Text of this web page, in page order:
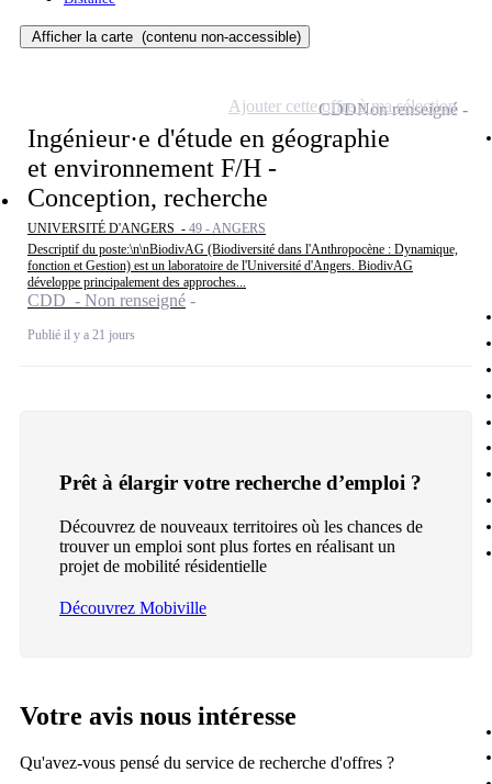
Afficher la carte (contenu non-accessible)
Ingénieur·e d'étude en géographie
et environnement F/H -
Conception, recherche
UNIVERSITÉ D'ANGERS - 49 - ANGERS
Descriptif du poste:\n\nBiodivAG (Biodiversité dans l'Anthropocène : Dynamique,
fonction et Gestion) est un laboratoire de l'Université d'Angers. BiodivAG
développe principalement des approches...
CDD - Non renseigné
Publié il y a 21 jours
CDDNon renseigné
Ajouter cette offre à ma sélection
Prêt à élargir votre recherche d’emploi ?
Découvrez de nouveaux territoires où les chances de
trouver un emploi sont plus fortes en réalisant un
projet de mobilité résidentielle
Découvrez Mobiville
Votre avis nous intéresse
Qu'avez-vous pensé du service de recherche d'offres ?